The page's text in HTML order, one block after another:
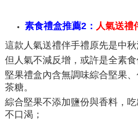
素食禮盒推薦2： 人氣送禮
這款人氣送禮伴手禮原先是中秋
但人氣不減反增，或許是全素
堅果禮盒內含無調味綜合堅果
茶糖。
綜合堅果不添加鹽份與香料，
不口渴；